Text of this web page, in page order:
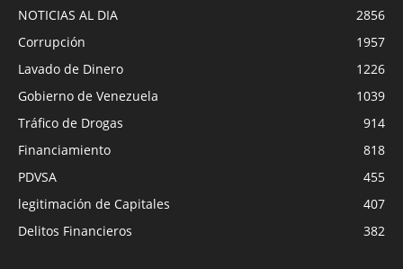
NOTICIAS AL DIA
2856
Corrupción
1957
Lavado de Dinero
1226
Gobierno de Venezuela
1039
Tráfico de Drogas
914
Financiamiento
818
PDVSA
455
legitimación de Capitales
407
Delitos Financieros
382